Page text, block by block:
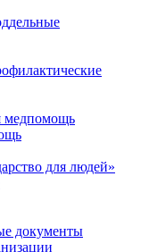
медпомощь
для людей»
документы